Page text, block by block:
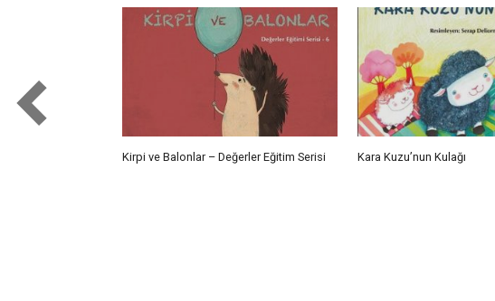
Kirpi ve Balonlar – Değerler Eğitim Serisi Kara Kuzu’nun Kulağı